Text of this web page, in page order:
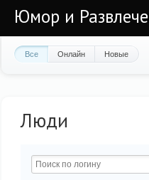
Юмор и
Все Онлайн Новые
Люди